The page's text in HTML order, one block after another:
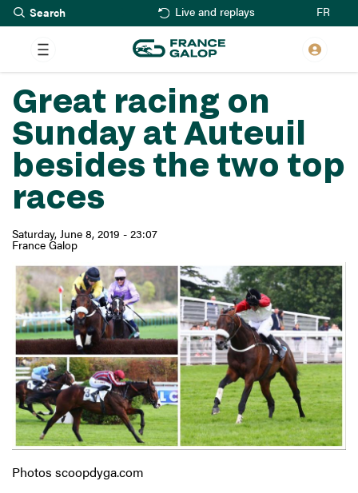
Skip
to
main
content
Live and replays FR
Great racing on
Sunday at Auteuil
besides the two top
races
Saturday, June 8, 2019 - 23:07
France Galop
Photos scoopdyga.com